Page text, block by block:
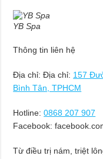
YB Spa
Thông tin liên hệ
Địa chỉ: Địa chỉ: 157
Bình Tân, TPHCM
Hotline: 0868 207 907
Facebook:
Từ điều trị nám, triệt